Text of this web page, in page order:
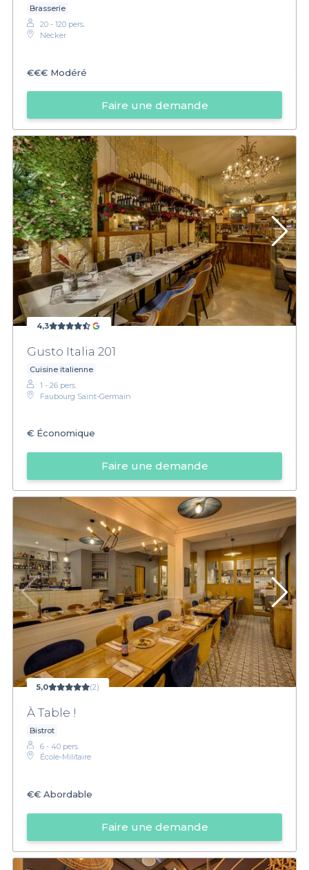
Brasserie
20 - 120 pers.
Necker
€€€ Modéré
Faire une demande
4,3
Gusto Italia 201
Cuisine italienne
1 - 26 pers.
Faubourg Saint-Germain
€ Économique
Faire une demande
5,0 (2)
À Table !
Bistrot
6 - 40 pers.
École-Militaire
€€ Abordable
Faire une demande